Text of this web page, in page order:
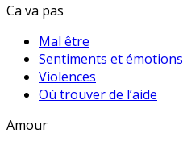
Ca va pas
Mal être
Sentiments et émotions
Violences
Où trouver de l’aide
Amour